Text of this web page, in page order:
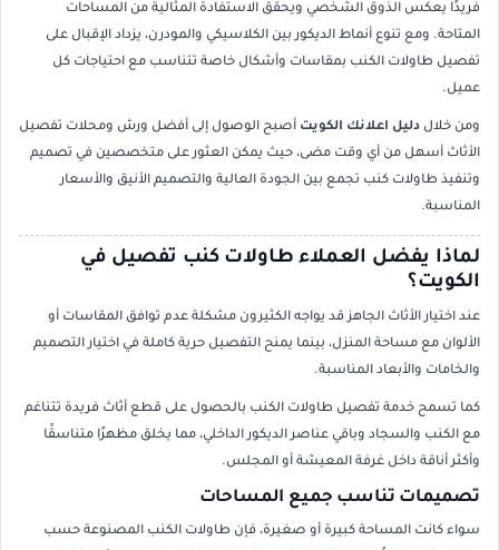
فريدًا يعكس الذوق الشخصي ويحقق الاستفادة المثالية من المساحات
المتاحة. ومع تنوع أنماط الديكور بين الكلاسيكي والمودرن، يزداد الإقبال على
تفصيل طاولات الكنب بمقاسات وأشكال خاصة تتناسب مع احتياجات كل
عميل.
ومن خلال دليل اعلانك الكويت أصبح الوصول إلى أفضل ورش ومحلات تفصيل
الأثاث أسهل من أي وقت مضى، حيث يمكن العثور على متخصصين في تصميم
وتنفيذ طاولات كنب تجمع بين الجودة العالية والتصميم الأنيق والأسعار
المناسبة.
لماذا يفضل العملاء طاولات كنب تفصيل في
الكويت؟
عند اختيار الأثاث الجاهز قد يواجه الكثيرون مشكلة عدم توافق المقاسات أو
الألوان مع مساحة المنزل، بينما يمنح التفصيل حرية كاملة في اختيار التصميم
والخامات والأبعاد المناسبة.
كما تسمح خدمة تفصيل طاولات الكنب بالحصول على قطع أثاث فريدة تتناغم
مع الكنب والسجاد وباقي عناصر الديكور الداخلي، مما يخلق مظهرًا متناسقًا
وأكثر أناقة داخل غرفة المعيشة أو المجلس.
تصميمات تناسب جميع المساحات
سواء كانت المساحة كبيرة أو صغيرة، فإن طاولات الكنب المصنوعة حسب